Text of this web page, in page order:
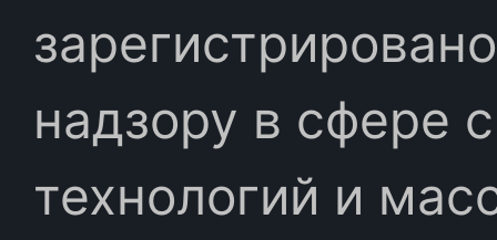
надзору в сфере
технологий и